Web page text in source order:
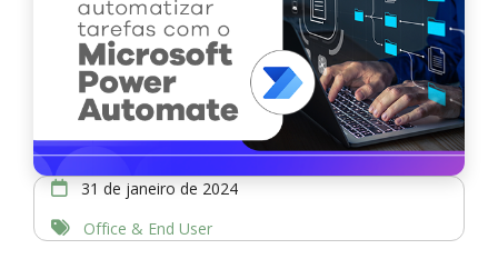
31 de janeiro de 2024
Office & End User